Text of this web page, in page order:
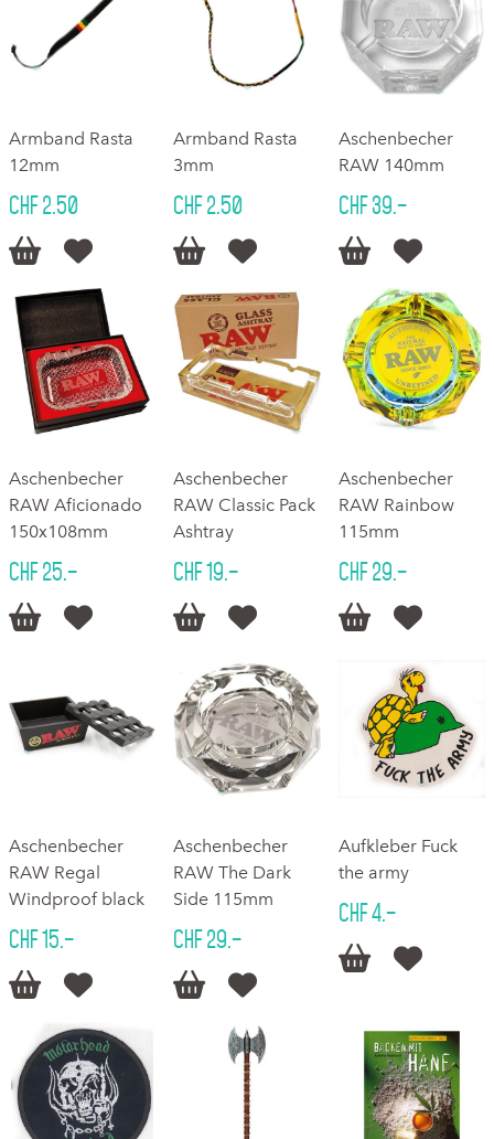
Armband Rasta
12mm
CHF 2.50
 
Armband Rasta
3mm
CHF 2.50
 
Aschenbecher
RAW 140mm
CHF 39.–
 
Aschenbecher
RAW Aficionado
150x108mm
CHF 25.–
 
Aschenbecher
RAW Classic Pack
Ashtray
CHF 19.–
 
Aschenbecher
RAW Rainbow
115mm
CHF 29.–
 
Aschenbecher
RAW Regal
Windproof black
CHF 15.–
 
Aschenbecher
RAW The Dark
Side 115mm
CHF 29.–
 
Aufkleber Fuck
the army
CHF 4.–
 